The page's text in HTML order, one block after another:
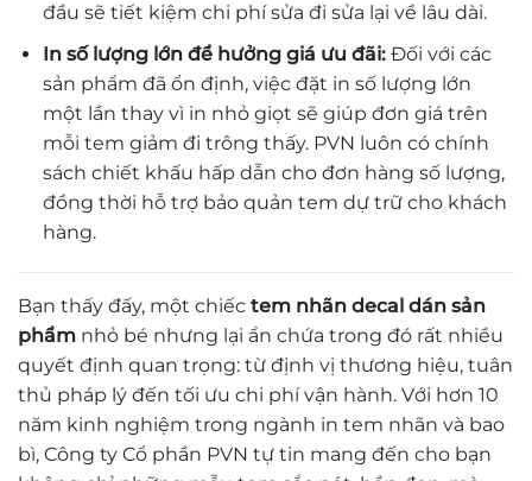
đầu sẽ tiết kiệm chi phí sửa đi sửa lại về lâu dài.
In số lượng lớn để hưởng giá ưu đãi:Đối với các
sản phẩm đã ổn định, việc đặt in số lượng lớn
một lần thay vì in nhỏ giọt sẽ giúp đơn giá trên
mỗi tem giảm đi trông thấy. PVN luôn có chính
sách chiết khấu hấp dẫn cho đơn hàng số lượng,
đồng thời hỗ trợ bảo quản tem dự trữ cho khách
hàng.
Bạn thấy đấy, một chiếc tem nhãn decal dán sản
phẩm nhỏ bé nhưng lại ẩn chứa trong đó rất nhiều
quyết định quan trọng: từ định vị thương hiệu, tuân
thủ pháp lý đến tối ưu chi phí vận hành. Với hơn 10
năm kinh nghiệm trong ngành in tem nhãn và bao
bì, Công ty Cổ phần PVN tự tin mang đến cho bạn